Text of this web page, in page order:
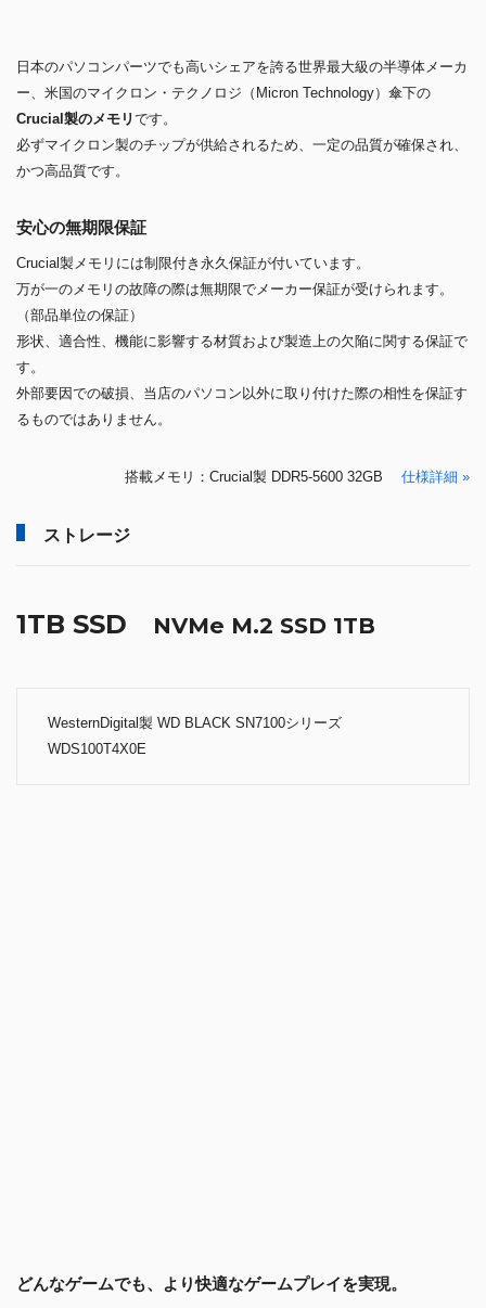
日本のパソコンパーツでも高いシェアを誇る世界最大級の半導体メーカ
ー、米国のマイクロン・テクノロジ（Micron Technology）傘下の
Crucial製のメモリです。
必ずマイクロン製のチップが供給されるため、一定の品質が確保され、
かつ高品質です。
安心の無期限保証
Crucial製メモリには制限付き永久保証が付いています。
万が一のメモリの故障の際は無期限でメーカー保証が受けられます。
（部品単位の保証）
形状、適合性、機能に影響する材質および製造上の欠陥に関する保証で
す。
外部要因での破損、当店のパソコン以外に取り付けた際の相性を保証す
るものではありません。
搭載メモリ：Crucial製 DDR5-5600 32GB 仕様詳細 »
ストレージ
1TB SSD NVMe M.2 SSD 1TB
WesternDigital製 WD BLACK SN7100シリーズ
WDS100T4X0E
どんなゲームでも、より快適なゲームプレイを実現。